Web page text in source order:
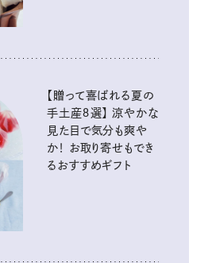
【贈って喜ばれる夏の
手土産８選】 涼やかな
見た目で気分も爽や
か！ お取り寄せもでき
るおすすめギフト